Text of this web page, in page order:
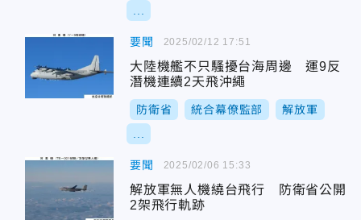
要聞
大陸機艦不只騷擾台海周邊 運9反
潛機連續2天飛沖繩
防衛省 統合幕僚監部 解放軍
2025/02/12 17:51
要聞
解放軍無人機繞台飛行 防衛省公開
2架飛行軌跡
2025/02/06 15:33